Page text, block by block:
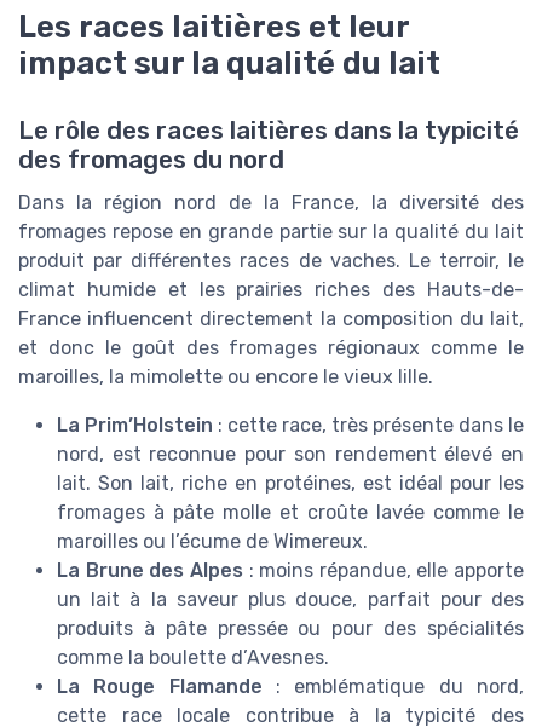
Les races laitières et leur
impact sur la qualité du lait
Le rôle des races laitières dans la typicité
des fromages du nord
Dans la région nord de la France, la diversité des
fromages repose en grande partie sur la qualité du lait
produit par différentes races de vaches. Le terroir, le
climat humide et les prairies riches des Hauts-de-
France influencent directement la composition du lait,
et donc le goût des fromages régionaux comme le
maroilles, la mimolette ou encore le vieux lille.
La Prim’Holstein : cette race, très présente dans le
nord, est reconnue pour son rendement élevé en
lait. Son lait, riche en protéines, est idéal pour les
fromages à pâte molle et croûte lavée comme le
maroilles ou l’écume de Wimereux.
La Brune des Alpes : moins répandue, elle apporte
un lait à la saveur plus douce, parfait pour des
produits à pâte pressée ou pour des spécialités
comme la boulette d’Avesnes.
La Rouge Flamande : emblématique du nord,
cette race locale contribue à la typicité des